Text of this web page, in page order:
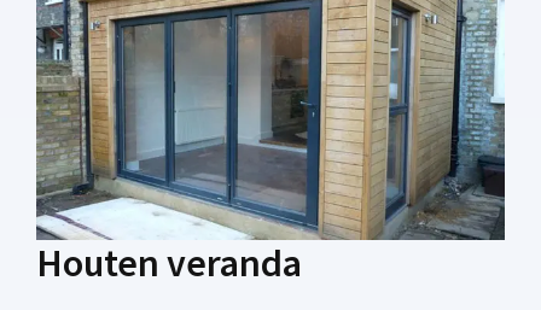
Houten veranda